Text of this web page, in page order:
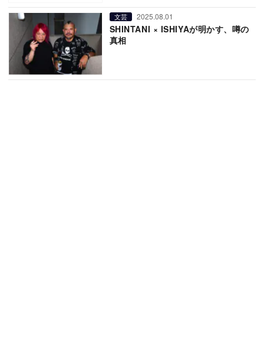
文芸 2025.08.01
SHINTANI × ISHIYAが明かす、噂の
真相